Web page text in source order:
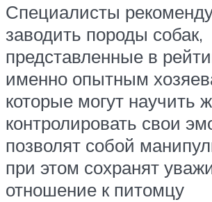
Специалисты
заводить породы собак,
представленные в
именно опытным
которые могут научить
контролировать свои
позволят собой
при этом сохранят
отношение к питомцу